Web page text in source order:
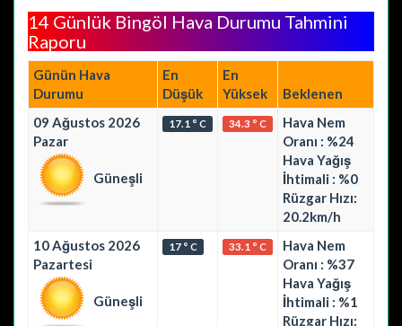
14 Günlük Bingöl Hava Durumu Tahmini
Raporu
Günün Hava
Durumu
En
Düşük
En
Yüksek
Beklenen
09 Ağustos 2026
Pazar
Güneşli
17.1 ° C 34.3 ° C
Hava Nem
Oranı : %24
Hava Yağış
İhtimali : %0
Rüzgar Hızı:
20.2km/h
10 Ağustos 2026
Pazartesi
Güneşli
17 ° C 33.1 ° C
Hava Nem
Oranı : %37
Hava Yağış
İhtimali : %1
Rüzgar Hızı: